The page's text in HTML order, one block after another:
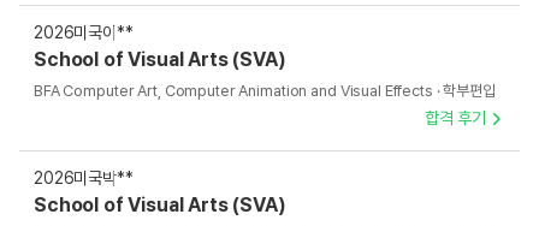
2026미국이**
School of Visual Arts (SVA)
BFA Computer Art, Computer Animation and Visual Effects · 학부편입
합격 후기
2026미국박**
School of Visual Arts (SVA)